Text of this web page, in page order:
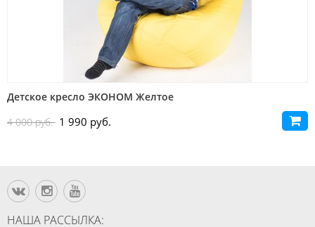
Детское кресло ЭКОНОМ Желтое
4 000 руб. 1 990 руб.
НАША РАССЫЛКА: